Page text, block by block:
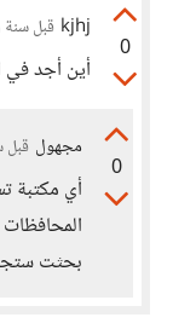
0
kjhj قبل
أين أجد في
0
مجهول قبل
أي مكتبة
بحثت